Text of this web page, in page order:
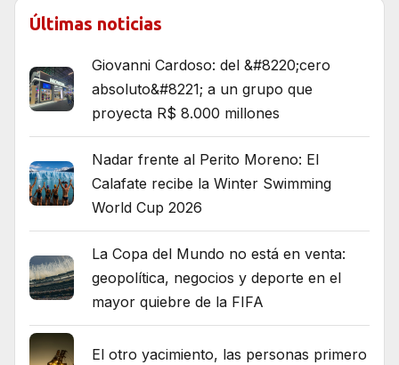
Últimas noticias
Giovanni Cardoso: del &#8220;cero
absoluto&#8221; a un grupo que
proyecta R$ 8.000 millones
Nadar frente al Perito Moreno: El
Calafate recibe la Winter Swimming
World Cup 2026
La Copa del Mundo no está en venta:
geopolítica, negocios y deporte en el
mayor quiebre de la FIFA
El otro yacimiento, las personas primero